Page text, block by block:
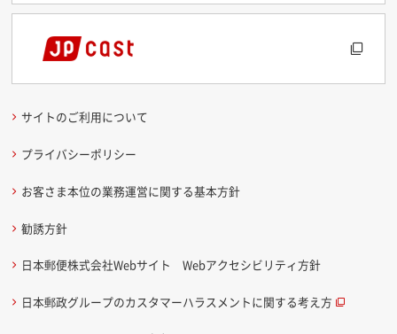
サイトのご利用について
プライバシーポリシー
お客さま本位の業務運営に関する基本方針
勧誘方針
日本郵便株式会社Webサイト Webアクセシビリティ方針
日本郵政グループのカスタマーハラスメントに関する考え方